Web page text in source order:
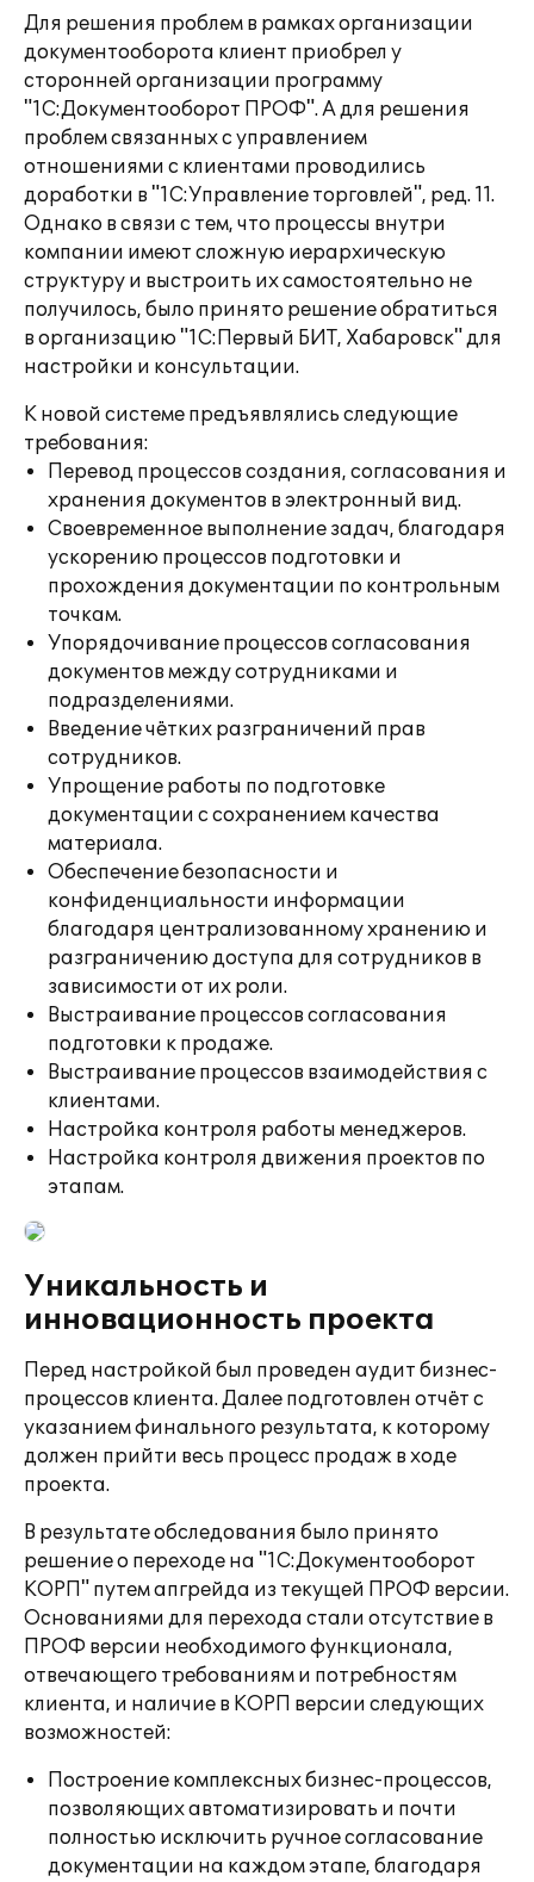
Для решения проблем в рамках организации
документооборота клиент приобрел у
сторонней организации программу
"1С:Документооборот ПРОФ". А для решения
проблем связанных с управлением
отношениями с клиентами проводились
доработки в "1С:Управление торговлей", ред. 11.
Однако в связи с тем, что процессы внутри
компании имеют сложную иерархическую
структуру и выстроить их самостоятельно не
получилось, было принято решение обратиться
в организацию "1С:Первый БИТ, Хабаровск" для
настройки и консультации.
К новой системе предъявлялись следующие
требования:
Перевод процессов создания, согласования и
хранения документов в электронный вид.
Своевременное выполнение задач, благодаря
ускорению процессов подготовки и
прохождения документации по контрольным
точкам.
Упорядочивание процессов согласования
документов между сотрудниками и
подразделениями.
Введение чётких разграничений прав
сотрудников.
Упрощение работы по подготовке
документации с сохранением качества
материала.
Обеспечение безопасности и
конфиденциальности информации
благодаря централизованному хранению и
разграничению доступа для сотрудников в
зависимости от их роли.
Выстраивание процессов согласования
подготовки к продаже.
Выстраивание процессов взаимодействия с
клиентами.
Настройка контроля работы менеджеров.
Настройка контроля движения проектов по
этапам.
Уникальность и
инновационность проекта
Перед настройкой был проведен аудит бизнес-
процессов клиента. Далее подготовлен отчёт с
указанием финального результата, к которому
должен прийти весь процесс продаж в ходе
проекта.
В результате обследования было принято
решение о переходе на "1С:Документооборот
КОРП" путем апгрейда из текущей ПРОФ версии.
Основаниями для перехода стали отсутствие в
ПРОФ версии необходимого функционала,
отвечающего требованиям и потребностям
клиента, и наличие в КОРП версии следующих
возможностей:
Построение комплексных бизнес-процессов,
позволяющих автоматизировать и почти
полностью исключить ручное согласование
документации на каждом этапе, благодаря